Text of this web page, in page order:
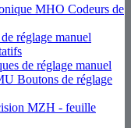
Codeurs de
réglage manuel
de réglage manuel
Boutons de réglage